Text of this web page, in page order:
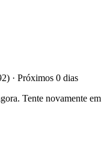
) · Próximos 0 dias
Tente novamente em